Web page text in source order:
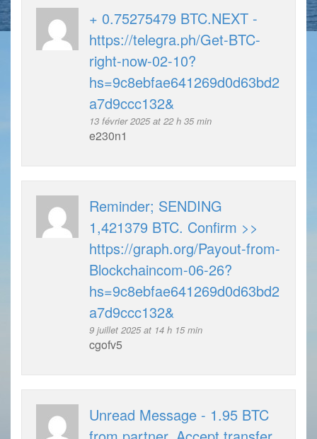
+ 0.75275479 BTC.NEXT -
https://telegra.ph/Get-BTC-
right-now-02-10?
hs=9c8ebfae641269d0d63bd2
a7d9ccc132&
13 février 2025 at 22 h 35 min
e230n1
Reminder; SENDING
1,421379 BTC. Confirm >>
https://graph.org/Payout-from-
Blockchaincom-06-26?
hs=9c8ebfae641269d0d63bd2
a7d9ccc132&
9 juillet 2025 at 14 h 15 min
cgofv5
Unread Message - 1.95 BTC